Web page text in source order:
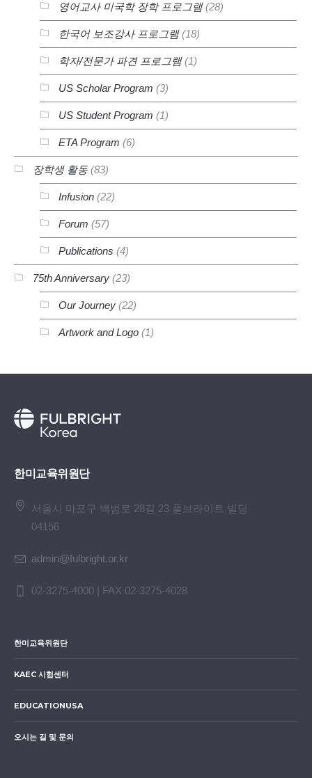
영어교사 미국학 장학 프로그램(28)
한국어 보조강사 프로그램(18)
학자/전문가 파견 프로그램(1)
US Scholar Program (3)
US Student Program (1)
ETA Program (6)
장학생 활동 (83)
Infusion (22)
Forum (57)
Publications (4)
75th Anniversary (23)
Our Journey (22)
Artwork and Logo (1)
한미교육위원단
서울시 마포구 백범로 28길 23 풀브라이트 빌딩
04156
admin@fulbright.or.kr
02-3275-4000 | FAX 02-3275-4028
한미교육위원단
KAEC 시험센터
EDUCATIONUSA
오시는 길 및 문의